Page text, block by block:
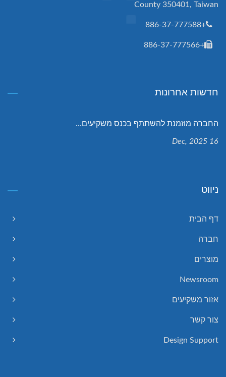
County 350401, Taiwan
+886-37-777588
+886-37-777566
חדשות אחרונות
החברה מוזמנת להשתתף בכנס משקיעים...
16 Dec, 2025
ניווט
דף הבית
חברה
מוצרים
Newsroom
אזור משקיעים
צור קשר
Design Support